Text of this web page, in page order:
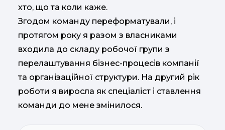
хто, що та коли каже.
Згодом команду переформатували, і
протягом року я разом з власниками
входила до складу робочої групи з
перелаштування бізнес-процесів компанії
та організаційної структури. На другий рік
роботи я виросла як спеціаліст і ставлення
команди до мене змінилося.